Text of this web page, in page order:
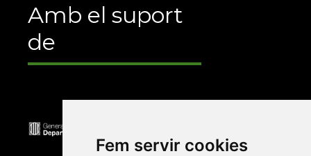
Fem servir cookies
Amb el suport
de